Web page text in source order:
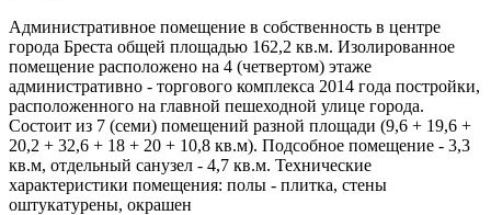
Административное помещение в собственность в центре
города Бреста общей площадью 162,2 кв.м. Изолированное
помещение расположено на 4 (четвертом) этаже
административно - торгового комплекса 2014 года постройки,
расположенного на главной пешеходной улице города.
Состоит из 7 (семи) помещений разной площади (9,6 + 19,6 +
20,2 + 32,6 + 18 + 20 + 10,8 кв.м). Подсобное помещение - 3,3
кв.м, отдельный санузел - 4,7 кв.м. Технические
характеристики помещения: полы - плитка, стены
оштукатурены, окрашен